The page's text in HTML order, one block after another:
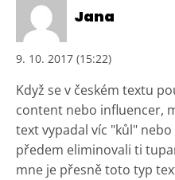
Jana
9. 10. 2017 (15:22)
Když se v českém textu
content nebo influencer,
text vypadal víc "kůl"
předem eliminovali ti
mne je přesně toto typ